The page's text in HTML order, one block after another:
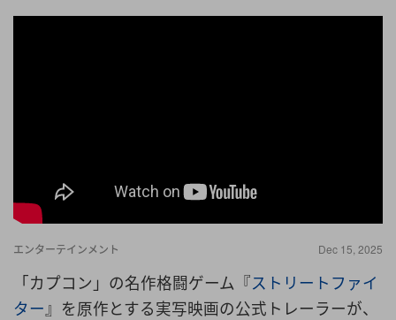
エンターテインメント Dec 15, 2025
「カプコン」の名作格闘ゲーム『ストリートファイ
ター 』を原作とする実写映画の公式トレーラーが、